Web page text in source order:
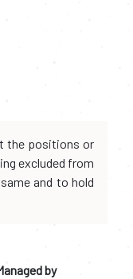
the positions or
excluded from
and to hold
by